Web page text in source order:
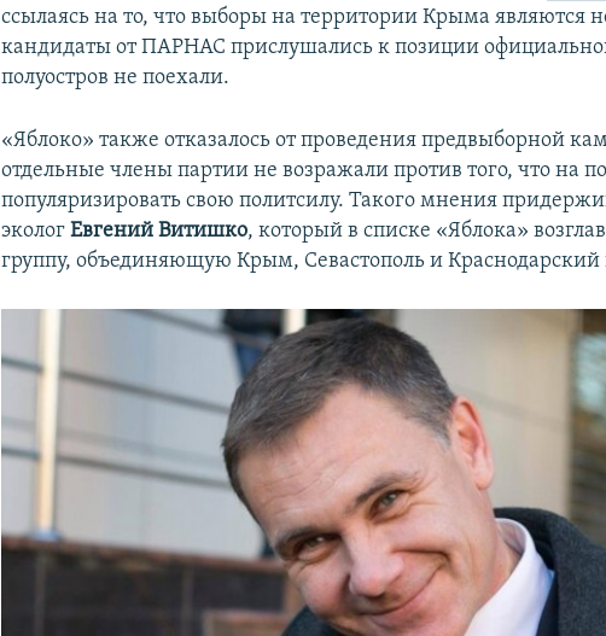
ссылаясь на то, что выборы на территории Крыма являются
кандидаты от ПАРНАС прислушались к позиции
полуостров не поехали.
«Яблоко» также отказалось от проведения предвыборной
отдельные члены партии не возражали против того, что на
популяризировать свою политсилу. Такого мнения
экологЕвгений Витишко, который в списке «Яблока»
группу, объединяющую Крым, Севастополь и Краснодарский